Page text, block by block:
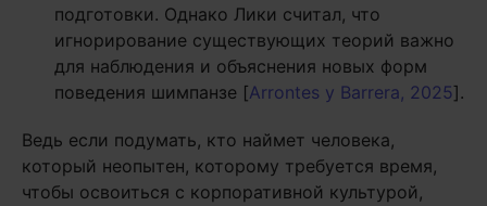
подготовки. Однако Лики считал, что
игнорирование существующих теорий важно
для наблюдения и объяснения новых форм
поведения шимпанзе [Arrontes y Barrera, 2025].
Ведь если подумать, кто наймет человека,
который неопытен, которому требуется время,
чтобы освоиться с корпоративной культурой,